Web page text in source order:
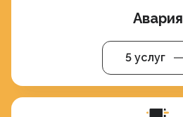
Авария
5 услуг